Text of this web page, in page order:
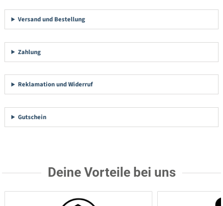
Versand und Bestellung
Zahlung
Reklamation und Widerruf
Gutschein
Deine Vorteile bei uns